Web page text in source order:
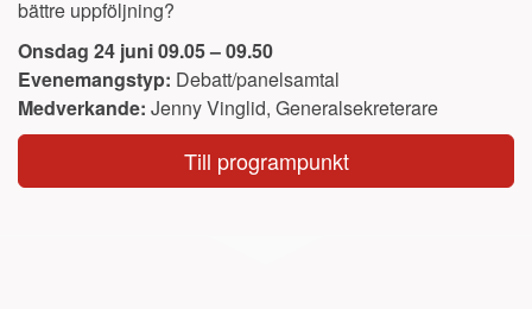
bättre uppföljning?
Onsdag 24 juni 09.05 – 09.50
Evenemangstyp: Debatt/panelsamtal
Medverkande: Jenny Vinglid, Generalsekreterare
Till programpunkt